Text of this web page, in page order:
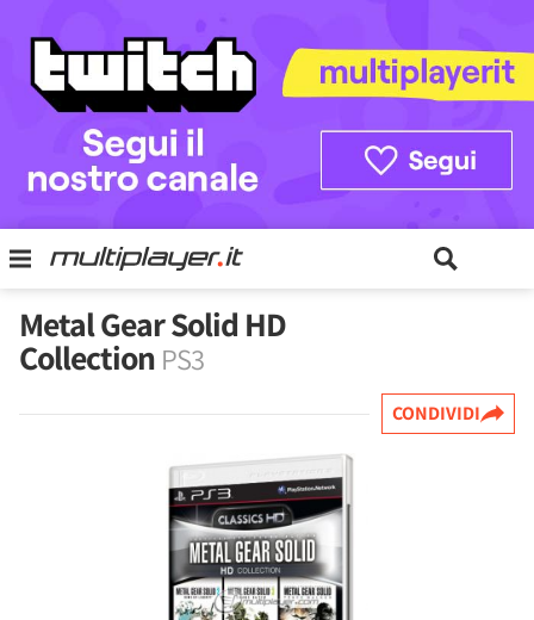
Metal Gear Solid HD
Collection PS3
CONDIVIDI